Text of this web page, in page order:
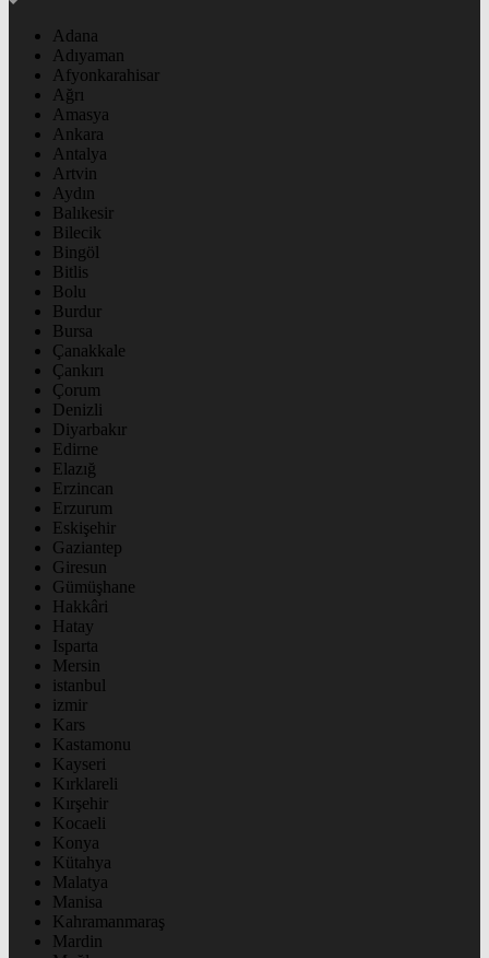
Adana
Adıyaman
Afyonkarahisar
Ağrı
Amasya
Ankara
Antalya
Artvin
Aydın
Balıkesir
Bilecik
Bingöl
Bitlis
Bolu
Burdur
Bursa
Çanakkale
Çankırı
Çorum
Denizli
Diyarbakır
Edirne
Elazığ
Erzincan
Erzurum
Eskişehir
Gaziantep
Giresun
Gümüşhane
Hakkâri
Hatay
Isparta
Mersin
istanbul
izmir
Kars
Kastamonu
Kayseri
Kırklareli
Kırşehir
Kocaeli
Konya
Kütahya
Malatya
Manisa
Kahramanmaraş
Mardin